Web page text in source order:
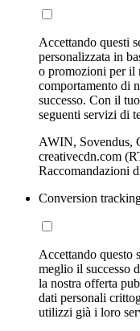
Accettando questi
personalizzata in
o promozioni per il
comportamento di
successo. Con il
seguenti servizi di
AWIN, Sovendus,
creativecdn.com
Raccomandazioni
Conversion
Accettando questo
meglio il successo
la nostra offerta
dati personali
utilizzi già i loro